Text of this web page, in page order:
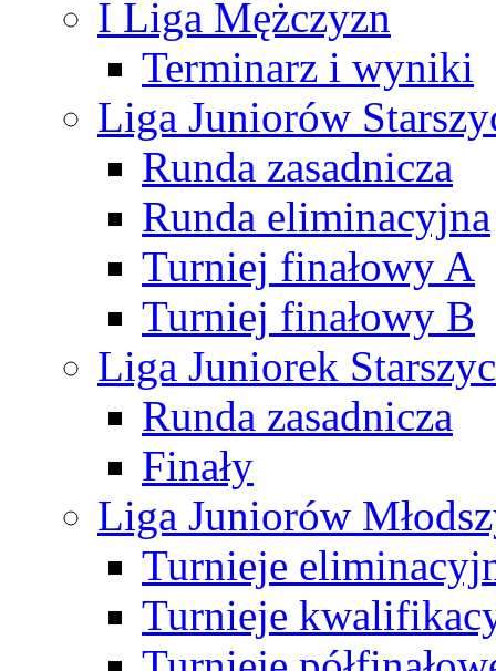
I Liga Mężczyzn
Terminarz i wyniki
Liga Juniorów
Runda zasadnicza
Runda eliminacyjna
Turniej finałowy A
Turniej finałowy B
Liga Juniorek
Runda zasadnicza
Finały
Liga Juniorów
Turnieje
Turnieje